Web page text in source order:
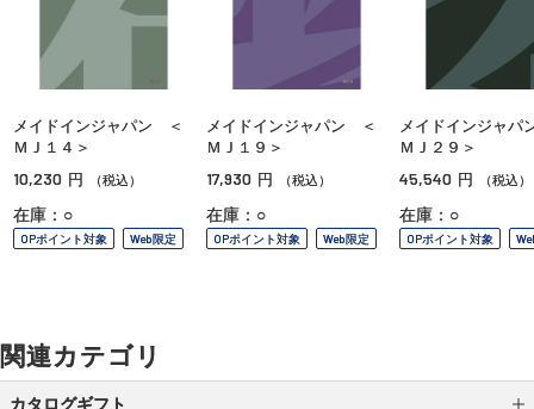
メイドインジャパン ＜
ＭＪ１４＞
10,230 円 （税込）
在庫：○
OPポイント対象 Web限定
メイドインジャパン ＜
ＭＪ１９＞
17,930 円 （税込）
在庫：○
OPポイント対象 Web限定
メイドインジャ
ＭＪ２９＞
45,540 円 （税込）
在庫：○
OPポイント対象
関連カテゴリ
カタログギフト